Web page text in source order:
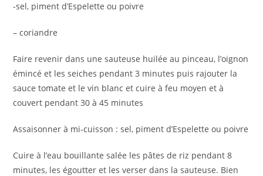
-sel, piment d’Espelette ou poivre
– coriandre
Faire revenir dans une sauteuse huilée au pinceau, l’oignon
émincé et les seiches pendant 3 minutes puis rajouter la
sauce tomate et le vin blanc et cuire à feu moyen et à
couvert pendant 30 à 45 minutes
Assaisonner à mi-cuisson : sel, piment d’Espelette ou poivre
Cuire à l’eau bouillante salée les pâtes de riz pendant 8
minutes, les égoutter et les verser dans la sauteuse. Bien